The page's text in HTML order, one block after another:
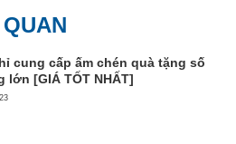
cung cấp ấm chén quà tặng số
lớn [GIÁ TỐT NHẤT]